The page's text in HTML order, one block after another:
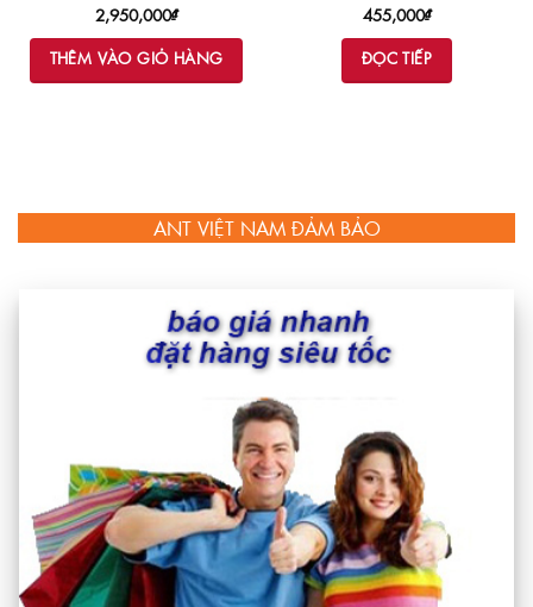
2,950,000₫
THÊM VÀO GIỎ HÀNG
455,000₫
ĐỌC TIẾP
ANT VIỆT NAM ĐẢM BẢO